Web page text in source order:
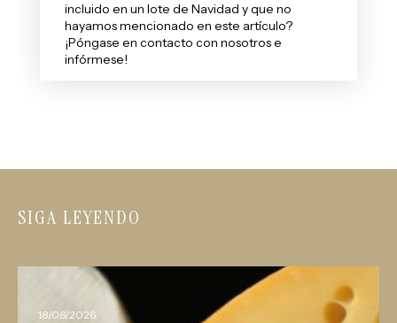
incluido en un lote de Navidad y que no
hayamos mencionado en este artículo?
¡Póngase en contacto con nosotros e
infórmese!
SIGA LEYENDO
18/06/2026